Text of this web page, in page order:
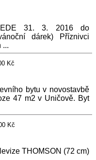
31. 3. 2016 do
dárek) Příznivci
...
Kč
bytu v novostavbě
47 m2 v Uničově. Byt
Kč
THOMSON (72 cm)